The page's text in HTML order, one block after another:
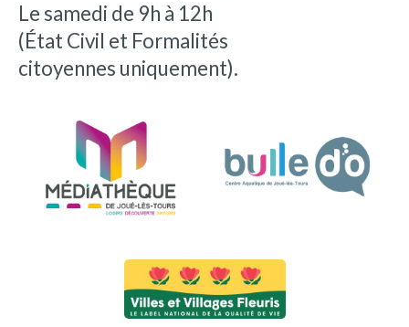
Le samedi de 9h à 12h
(État Civil et Formalités
citoyennes uniquement).